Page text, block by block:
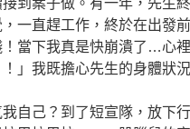
一直趕工作，終於在出發前
當下我真是快崩潰了…心裡
」我既擔心先生的身體狀
自己？到了短宣隊，放下